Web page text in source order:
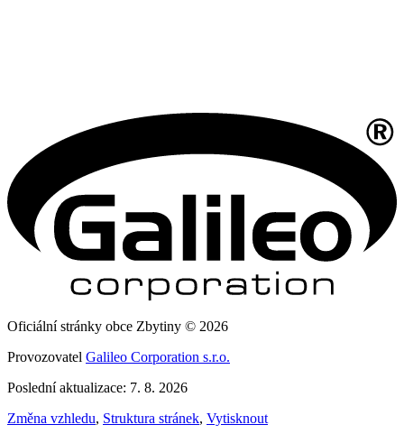
Oficiální stránky obce Zbytiny © 2026
Provozovatel Galileo Corporation s.r.o.
Poslední aktualizace: 7. 8. 2026
Změna vzhledu, Struktura stránek, Vytisknout